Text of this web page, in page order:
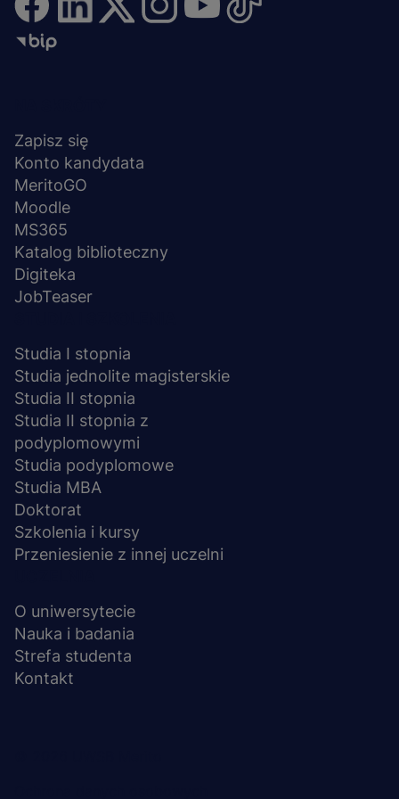
stopka
Zapisz się
Konto kandydata
MeritoGO
Moodle
MS365
Katalog biblioteczny
Digiteka
JobTeaser
Studia I stopnia
Studia jednolite magisterskie
Studia II stopnia
Studia II stopnia z
podyplomowymi
Studia podyplomowe
Studia MBA
Doktorat
Szkolenia i kursy
Przeniesienie z innej uczelni
O uniwersytecie
Nauka i badania
Strefa studenta
Kontakt